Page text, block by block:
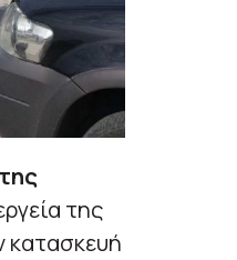
της
κατασκευή